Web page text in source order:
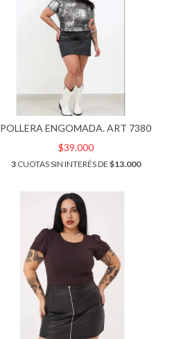
POLLERA ENGOMADA. ART 7380
$39.000
3CUOTAS SIN INTERÉS DE $13.000